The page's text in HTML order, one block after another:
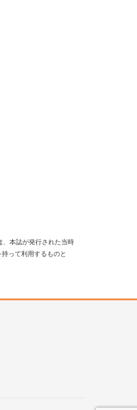
、本誌が発行された当時
って利用するものと